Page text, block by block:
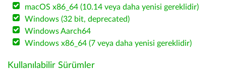
macOS x86_64 (10.14 veya daha yenisi gereklidir)
Windows (32 bit, deprecated)
Windows Aarch64
Windows x86_64 (7 veya daha yenisi gereklidir)
Kullanılabilir Sürümler